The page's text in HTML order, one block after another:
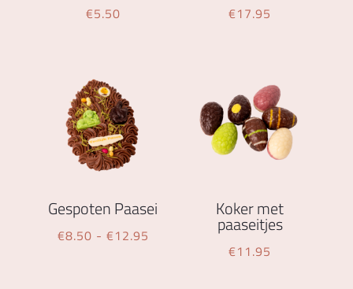
€5.50 €17.95
Gespoten Paasei
€8.50 - €12.95
Koker met
paaseitjes
€11.95